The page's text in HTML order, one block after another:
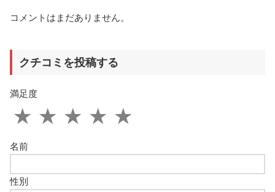
コメントはまだありません。
クチコミを投稿する
名前
性別
満足度
★
★
★
★
★